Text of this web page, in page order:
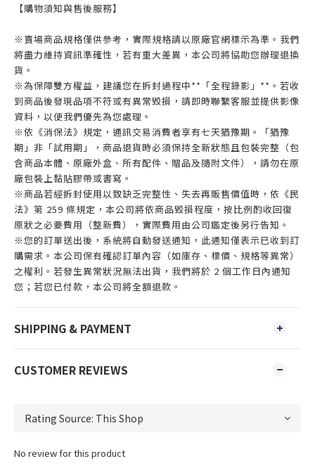
【購物須知與售後服務】
※賣場商品規格僅供參考，實際規格請以原廠官網標示為準。我們
將盡力維持資訊準確性，若有重大差異，本公司將協助您辦理退換
貨。
※為保障雙方權益，建議您在拆封過程中**「全程錄影」**。若收
到商品後發現品項不符或有異常毀損，請即時聯繫客服並提供影像
資料，以便我們優先為您處理。
※依《消保法》規定，通訊交易消費者享有七天猶豫期。「猶豫
期」非「試用期」，商品退貨時必須保持全新狀態且包裝完整（包
含商品本體、原廠外盒、所有配件、贈品及隨附文件），請勿在原
廠包裝上黏貼膠帶或書寫。
※商品若經拆封使用以致缺乏完整性、失去再販售價值時，依《民
法》第 259 條規定，本公司將依商品毀損程度，按比例酌收回復
原狀之必要費用（整新費），實際費用由公司鑑定後另行告知。
※您的訂單送出後，系統將自動發送通知，此通知僅表示已收到訂
購需求。本公司保有確認訂單內容（如庫存、標價、規格等異常）
之權利。若發生異常狀況無法出貨，我們將於 2 個工作日內通知
您；若您已付款，本公司將全額退款。
SHIPPING & PAYMENT
CUSTOMER REVIEWS
No review for this product